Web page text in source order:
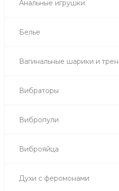
Анальные игрушки
Белье
Вагинальные шарики и
Вибраторы
Вибропули
Виброяйца
Духи с феромонами